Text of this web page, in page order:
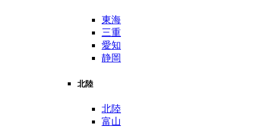
東海
三重
愛知
静岡
北陸
北陸
富山